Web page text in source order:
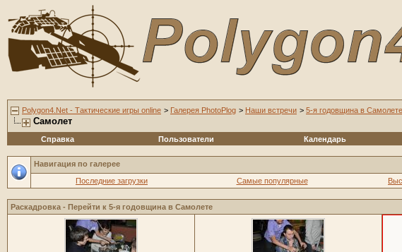
Polygon4.Net - Тактические игры online > Галерея PhotoPlog > Наши встречи > 5-я годовщина в Самолете
Самолет
Справка
Пользователи Календарь
Навигация по галерее
Последние загрузки
Самые популярные
Раскадровка - Перейти к 5-я годовщина в Самолете